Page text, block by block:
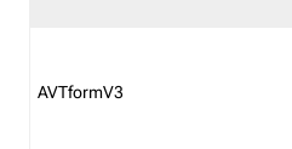
AVTformV3